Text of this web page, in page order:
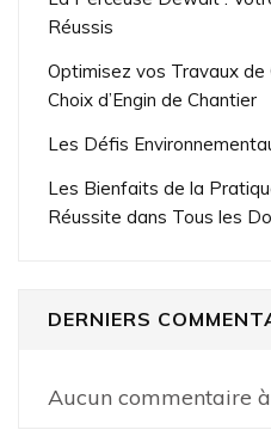
Réussis
Optimisez vos Travaux
Choix d’Engin de Chantier
Les Défis
Les Bienfaits de la
Réussite dans Tous les
DERNIERS
Aucun commentaire